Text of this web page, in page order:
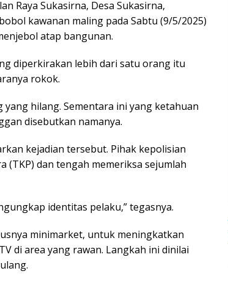
Raya Sukasirna, Desa Sukasirna,
kawanan maling pada Sabtu (9/5/2025)
atap bangunan.
diperkirakan lebih dari satu orang itu
rokok.
hilang. Sementara ini yang ketahuan
disebutkan namanya.
kejadian tersebut. Pihak kepolisian
dan tengah memeriksa sejumlah
identitas pelaku,” tegasnya.
minimarket, untuk meningkatkan
di area yang rawan. Langkah ini dinilai